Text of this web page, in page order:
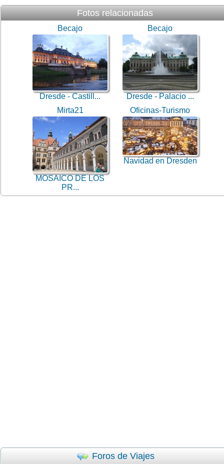
Fotos relacionadas
Becajo
Dresde - Castill...
Becajo
Dresde - Palacio ...
Mirta21
MOSAICO DE LOS
PR...
Oficinas-Turismo
Navidad en Dresden
Foros de Viajes